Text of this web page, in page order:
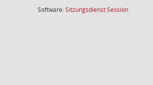
Software:SitzungsdienstSession(Wird in